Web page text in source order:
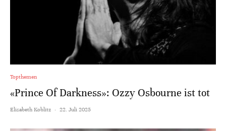
Topthemen
«Prince Of Darkness»: Ozzy Osbourne ist tot
Elisabeth Koblitz · 22. Juli 2025